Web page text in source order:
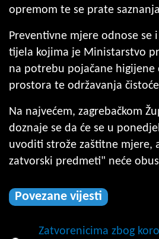
opremom te se prate
Preventivne mjere odnose se
tijela kojima je Ministarstvo
na potrebu pojačane higijene
prostora te održavanja
Na najvećem, zagrebačkom
doznaje se da će se u
uvoditi strože zaštitne mjere,
zatvorski predmeti" neće
Povezane vijesti
Zatvorenicima zbog